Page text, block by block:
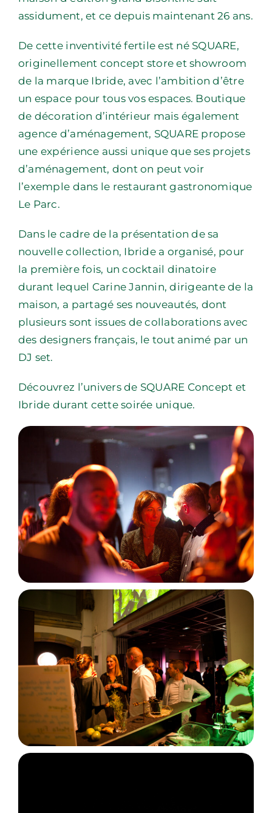
assidument, et ce depuis maintenant 26 ans.
De cette inventivité fertile est né SQUARE,
originellement concept store et showroom
de la marque Ibride, avec l’ambition d’être
un espace pour tous vos espaces. Boutique
de décoration d’intérieur mais également
agence d’aménagement, SQUARE propose
une expérience aussi unique que ses projets
d’aménagement, dont on peut voir
l’exemple dans le restaurant gastronomique
Le Parc.
Dans le cadre de la présentation de sa
nouvelle collection, Ibride a organisé, pour
la première fois, un cocktail dinatoire
durant lequel Carine Jannin, dirigeante de la
maison, a partagé ses nouveautés, dont
plusieurs sont issues de collaborations avec
des designers français, le tout animé par un
DJ set.
Découvrez l’univers de SQUARE Concept et
Ibride durant cette soirée unique.